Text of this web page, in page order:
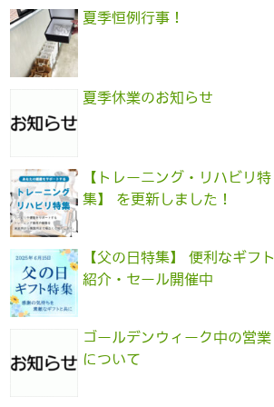
夏季恒例行事！
夏季休業のお知らせ
【トレーニング・リハビリ特
集】 を更新しました！
【父の日特集】 便利なギフト
紹介・セール開催中
ゴールデンウィーク中の営業
について